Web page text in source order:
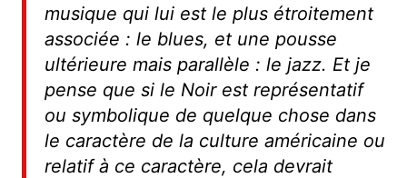
musique qui lui est le plus étroitement
associée : le blues, et une pousse
ultérieure mais parallèle : le jazz. Et je
pense que si le Noir est représentatif
ou symbolique de quelque chose dans
le caractère de la culture américaine ou
relatif à ce caractère, cela devrait